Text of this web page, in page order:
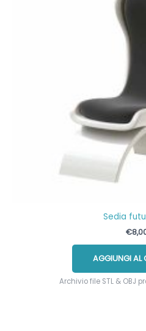
Sedia
€
AGGIUNGI AL
Archivio file STL & OBJ